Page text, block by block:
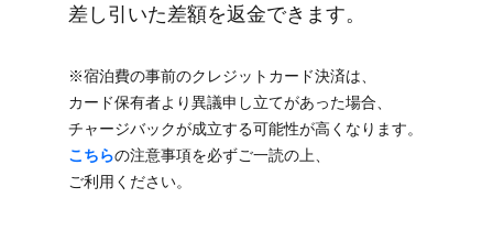
差し引いた​差額を​返金できます。
※宿泊費の​事前の​クレジットカード決済は、​
カード保有者より​異議申し立てが​あった​場合、​
チャージバックが​成立する​可能性が​高くなります。
こちらの​注意事項を​必ず​ご一読の​上、​
ご利用ください。